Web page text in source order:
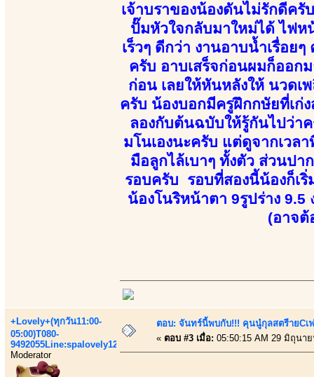
เจ้าบราของน้องดันไม่รักดีค
ปั๊มหัวใจกลับมาใหม่ได้ ไฟ
เร็วๆ ดีกว่า งานอาบน้ำเรื่อย
ครับ อาบเสร็จก่อนผมก็ออก
ก่อน เลยให้หันหลังให้ นวดเ
ครับ น้องบอกมีครูฝึกกษัยที่เก่
ลองกับต้นฉบับให้รู้กันไปว่า
มโนเองนะครับ แต่ดูจากเวล
มือลูกไล้เบาๆ ทั้งตัว ส่วนปา
รอบครับ รอบที่สองนี้น้องก็เ
น้องโนริหน้าตา 9รูปร่าง 9.5
(อาจต้
+Lovely+(ทุกวัน11:00-
05:00)T080-
9492055Line:spalovely123
Moderator
ตอบ: จันทร์นี้พบกับ!!! คุนนู๋กุลสตรีายCเ
« ตอบ #3 เมื่อ: 05:50:15 AM 29 มิถุนา